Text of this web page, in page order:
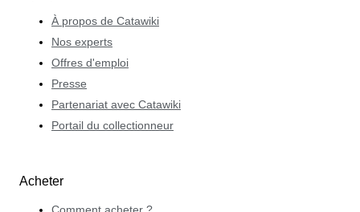
À propos de Catawiki
Nos experts
Offres d'emploi
Presse
Partenariat avec Catawiki
Portail du collectionneur
Acheter